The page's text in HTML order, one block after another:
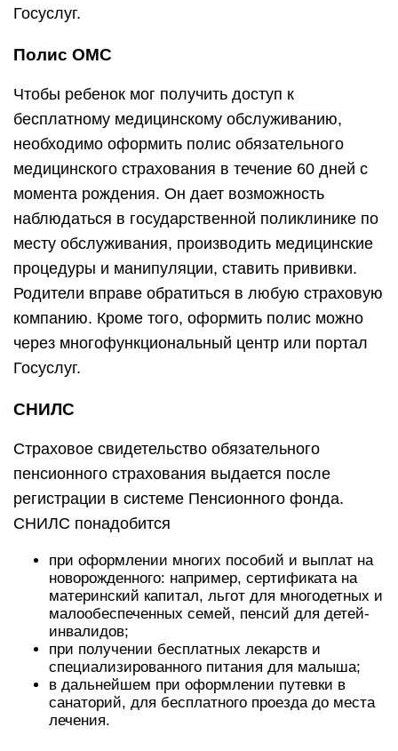
Госуслуг.
Полис ОМС
Чтобы ребенок мог получить доступ к
бесплатному медицинскому обслуживанию,
необходимо оформить полис обязательного
медицинского страхования в течение 60 дней с
момента рождения. Он дает возможность
наблюдаться в государственной поликлинике по
месту обслуживания, производить медицинские
процедуры и манипуляции, ставить прививки.
Родители вправе обратиться в любую страховую
компанию. Кроме того, оформить полис можно
через многофункциональный центр или портал
Госуслуг.
СНИЛС
Страховое свидетельство обязательного
пенсионного страхования выдается после
регистрации в системе Пенсионного фонда.
СНИЛС понадобится
при оформлении многих пособий и выплат на
новорожденного: например, сертификата на
материнский капитал, льгот для многодетных и
малообеспеченных семей, пенсий для детей-
инвалидов;
при получении бесплатных лекарств и
специализированного питания для малыша;
в дальнейшем при оформлении путевки в
санаторий, для бесплатного проезда до места
лечения.